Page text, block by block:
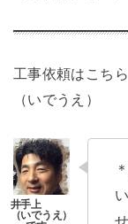
工事依頼はこちら
（いでうえ）